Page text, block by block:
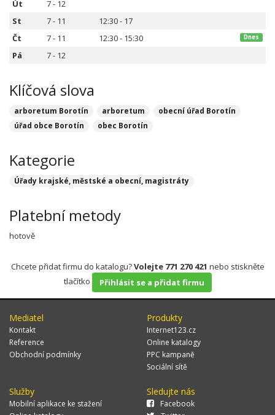
Út
7 - 12
St
7 - 11
12:30 - 17
Čt
7 - 11 12:30 - 15:30 Dnes
Pá 7 - 12
Klíčová slova
arboretum Borotín arboretum
obecní úřad Borotín
úřad obce Borotín
obec Borotín
Kategorie
Úřady krajské, městské a obecní, magistráty
Platební metody
hotově
Chcete přidat firmu do katalogu?Volejte 771 270 421 nebo stiskněte
tlačítko
Přihlásit se a přidat firmu
Mediatel
Kontakt
Reference
Obchodní podmínky
Produkty
Internet123.cz
Online katalogy
PPC kampaně
Sociální sítě
Služby
Mobilní aplikace ke stažení
Sledujte nás
Facebook